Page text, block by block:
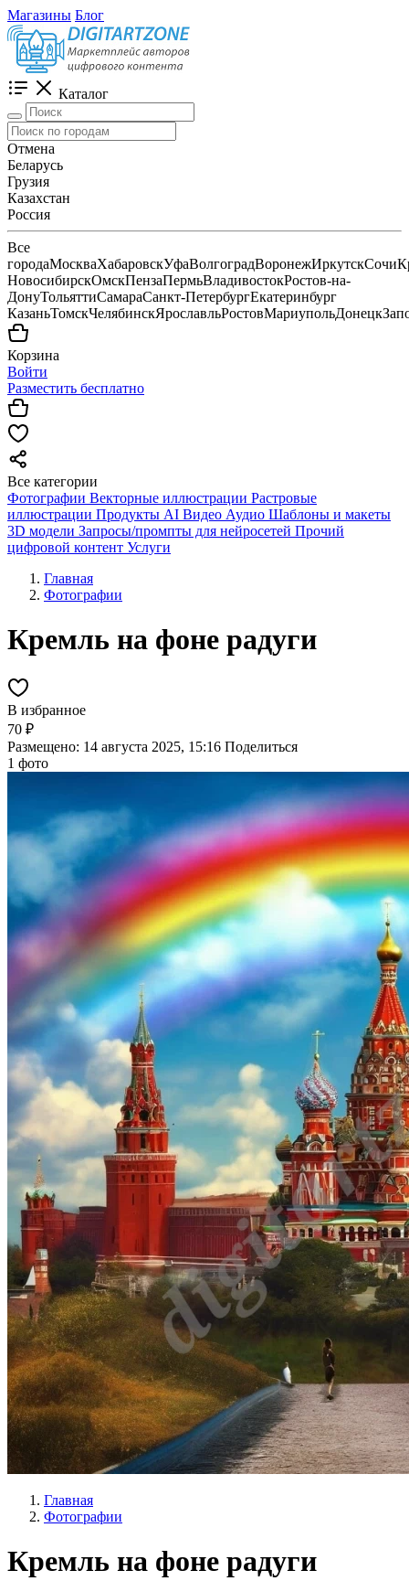
Магазины Блог
Каталог
Отмена
Беларусь
Грузия
Казахстан
Россия
Все
городаМоскваХабаровскУфаВолгоградВоронежИркутскСочи
НовосибирскОмскПензаПермьВладивостокРостов-на-
ДонуТольяттиСамараСанкт-ПетербургЕкатеринбург
КазаньТомскЧелябинскЯрославльРостовМариупольДонецк
Корзина
Войти
Разместить бесплатно
Все категории
Фотографии Векторные иллюстрации Растровые
иллюстрации Продукты AI Видео Аудио Шаблоны и макеты
3D модели Запросы/промпты для нейросетей Прочий
цифровой контент Услуги
Главная
Фотографии
Кремль на фоне радуги
В избранное
70 ₽
Размещено: 14 августа 2025, 15:16 Поделиться
1 фото
Главная
Фотографии
Кремль на фоне радуги